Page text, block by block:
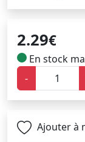
2.29€
En stock
-
Ajouter à